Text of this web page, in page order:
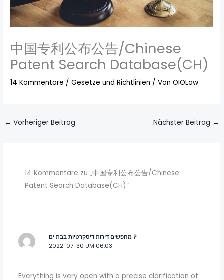
中国专利公布公告/Chinese
Patent Search Database(CH)
14 Kommentare /Gesetze und Richtlinien / VonOIOLaw
← Vorheriger Beitrag Nächster Beitrag →
14 Kommentare zu „中国专利公布公告/Chinese
Patent Search Database(CH)“
מחפשים דירות דיסקרטיות בבת ים ?
2022-07-30 UM 06:03
Everything is very open with a precise clarification of